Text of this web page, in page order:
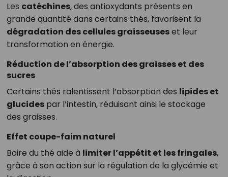
Les catéchines, des antioxydants présents en
grande quantité dans certains thés, favorisent la
dégradation des cellules graisseuseset leur
transformation en énergie.
Réduction de l’absorption des graisses et des
sucres
Certains thés ralentissent l’absorption des lipides et
glucidespar l’intestin, réduisant ainsi le stockage
des graisses.
Effet coupe-faim naturel
Boire du thé aide à limiter l’appétit et les fringales,
grâce à son action sur la régulation de la glycémie et